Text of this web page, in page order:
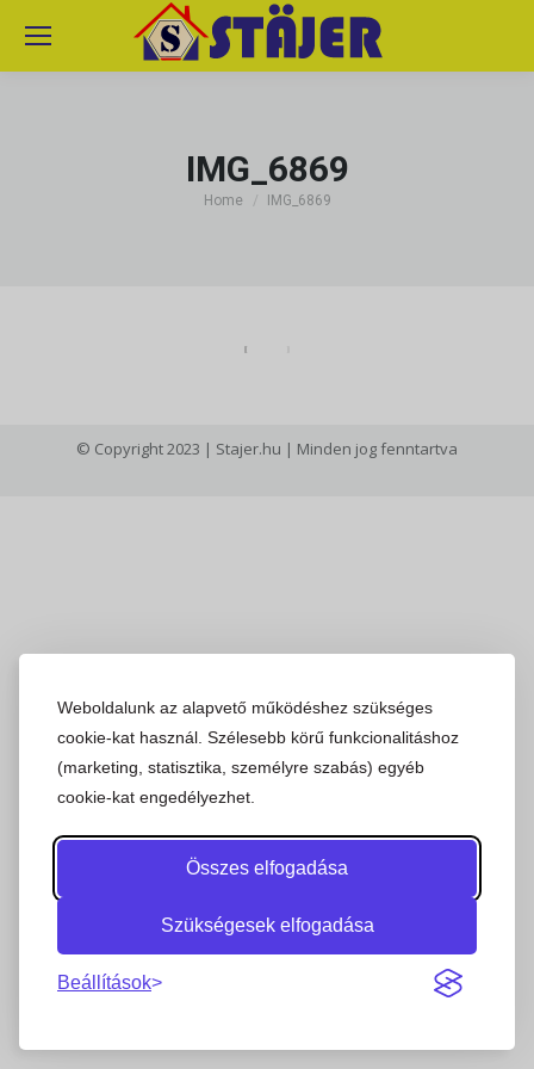
Weboldalunk az alapvető működéshez szükséges
cookie-kat használ. Szélesebb körű funkcionalitáshoz
(marketing, statisztika, személyre szabás) egyéb
cookie-kat engedélyezhet.
Összes elfogadása
Szükségesek elfogadása
Beállítások
IMG_6869
You are here:
Home IMG_6869
© Copyright 2023 | Stajer.hu | Minden jog fenntartva